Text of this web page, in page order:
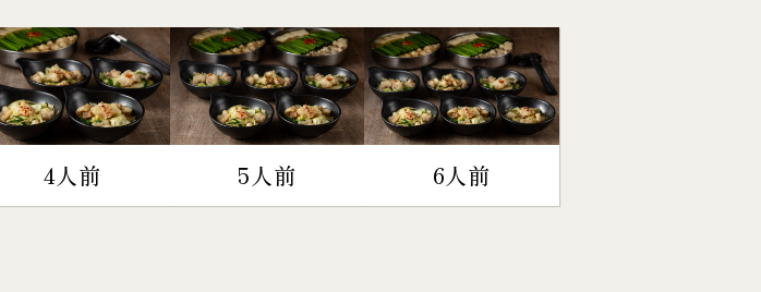
4人前 5人前 6人前